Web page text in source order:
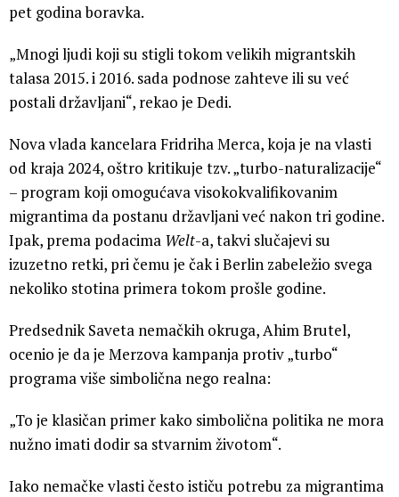
pet godina boravka.
„Mnogi ljudi koji su stigli tokom velikih migrantskih
talasa 2015. i 2016. sada podnose zahteve ili su već
postali državljani“, rekao je Dedi.
Nova vlada kancelara Fridriha Merca, koja je na vlasti
od kraja 2024, oštro kritikuje tzv. „turbo-naturalizacije“
– program koji omogućava visokokvalifikovanim
migrantima da postanu državljani već nakon tri godine.
Ipak, prema podacima Welt-a, takvi slučajevi su
izuzetno retki, pri čemu je čak i Berlin zabeležio svega
nekoliko stotina primera tokom prošle godine.
Predsednik Saveta nemačkih okruga, Ahim Brutel,
ocenio je da je Merzova kampanja protiv „turbo“
programa više simbolična nego realna:
„To je klasičan primer kako simbolična politika ne mora
nužno imati dodir sa stvarnim životom“.
Iako nemačke vlasti često ističu potrebu za migrantima